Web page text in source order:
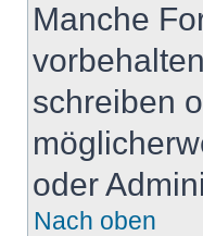
Manche
schreiben
oder
Nach oben